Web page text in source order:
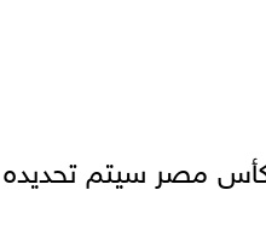
كأس مصر سيتم تحديده